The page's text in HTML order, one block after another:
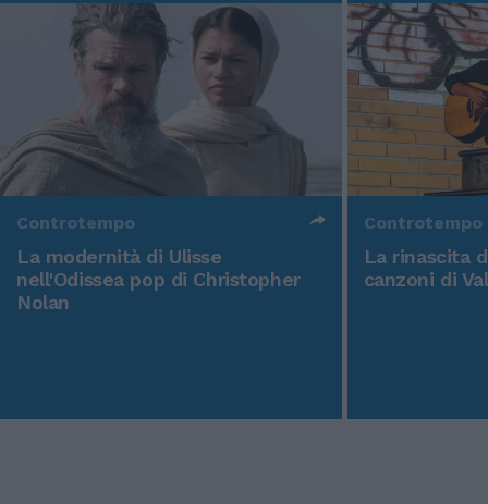
Controtempo
La modernità di Ulisse
nell'Odissea pop di Christopher
Nolan
Controtempo
La rinascita
canzoni di